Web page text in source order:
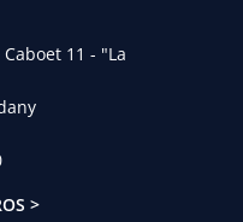
11 - "La
>